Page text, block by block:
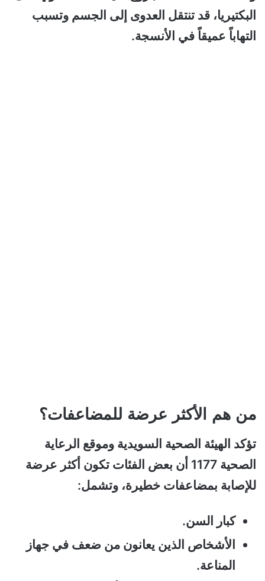
البكتيريا، قد تنتقل العدوى إلى الجسم وتسبب
التهاباً عميقاً في الأنسجة.
من هم الأكثر عرضة للمضاعفات؟
تؤكد الهيئة الصحية السويدية وموقع الرعاية
الصحية 1177 أن بعض الفئات تكون أكثر عرضة
للإصابة بمضاعفات خطيرة، وتشمل:
كبار السن.
الأشخاص الذين يعانون من ضعف في جهاز
المناعة.